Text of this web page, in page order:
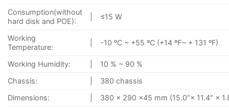
Consumption(without
hard disk and POE):
≤15 W
Working
Temperature:
-10 ºC ~ +55 ºC (+14 ºF~ + 131 ºF)
Working Humidity:
10 % ~ 90 %
Chassis:
380 chassis
Dimensions:
380 × 290 ×45 mm (15.0″× 11.4″ ×